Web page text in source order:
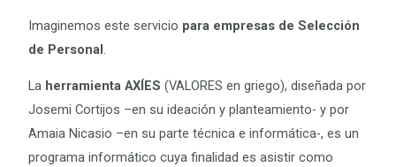
Imaginemos este servicio para empresas de Selección
de Personal.
La herramienta AXÍES (VALORES en griego), diseñada por
Josemi Cortijos –en su ideación y planteamiento- y por
Amaia Nicasio –en su parte técnica e informática-, es un
programa informático cuya finalidad es asistir como